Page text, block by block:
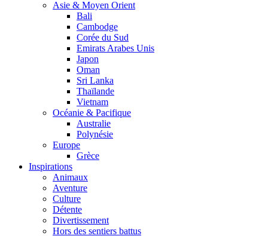
Asie & Moyen Orient
Bali
Cambodge
Corée du Sud
Emirats Arabes Unis
Japon
Oman
Sri Lanka
Thaïlande
Vietnam
Océanie & Pacifique
Australie
Polynésie
Europe
Grèce
Inspirations
Animaux
Aventure
Culture
Détente
Divertissement
Hors des sentiers battus